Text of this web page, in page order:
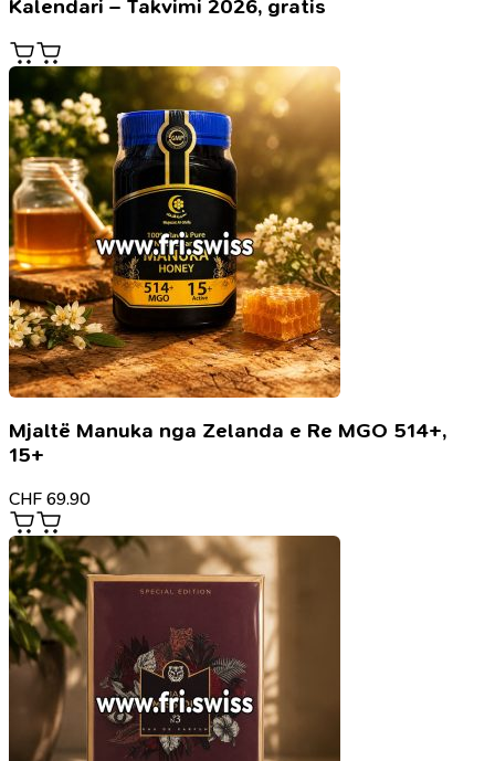
Kalendari – Takvimi 2026, gratis
Mjaltë Manuka nga Zelanda e Re MGO 514+,
15+
CHF 69.90